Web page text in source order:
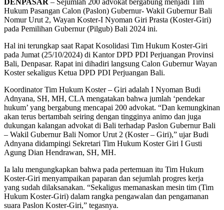
Hukum Pasangan Calon (Paslon) Gubernur- Wakil Gubernur Bali
Nomur Urut 2, Wayan Koster-I Nyoman Giri Prasta (Koster-Giri)
pada Pemilihan Gubernur (Pilgub) Bali 2024 ini.
Hal ini terungkap saat Rapat Kosolidasi Tim Hukum Koster-Giri
pada Jumat (25/10/2024) di Kantor DPD PDI Perjuangan Provinsi
Bali, Denpasar. Rapat ini dihadiri langsung Calon Gubernur Wayan
Koster sekaligus Ketua DPD PDI Perjuangan Bali.
Koordinator Tim Hukum Koster – Giri adalah I Nyoman Budi
Adnyana, SH, MH, CLA mengatakan bahwa jumlah ‘pendekar
hukum’ yang bergabung mencapai 200 advokat. “Dan kemungkinan
akan terus bertambah seiring dengan tingginya animo dan juga
dukungan kalangan advokat di Bali terhadap Paslon Gubernur Bali
– Wakil Gubernur Bali Nomor Urut 2 (Koster – Giri),” ujar Budi
Adnyana didampingi Sekretari Tim Hukum Koster Giri I Gusti
Agung Dian Hendrawan, SH, MH.
Ia lalu mengungkapkan bahwa pada pertemuan itu Tim Hukum
Koster-Giri menyampaikan paparan dan sejumlah progres kerja
yang sudah dilaksanakan. “Sekaligus memanaskan mesin tim (Tim
Hukum Koster-Giri) dalam rangka pengawalan dan pengamanan
suara Paslon Koster-Giri,” tegasnya.